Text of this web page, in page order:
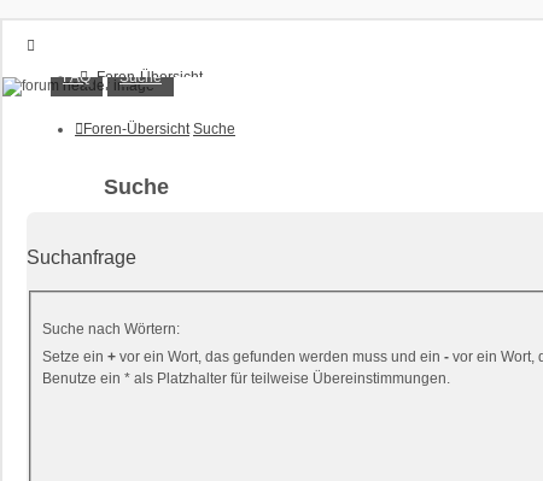
Foren-Übersicht
FAQ
Unbeantwortete Themen
XT1200Z-Forum
FAQ Suche
Foren-Übersicht Suche
Suche
Suchanfrage
Suche nach Wörtern:
Setze ein + vor ein Wort, das gefunden werden muss und ein - vor ein Wort,
Benutze ein * als Platzhalter für teilweise Übereinstimmungen.